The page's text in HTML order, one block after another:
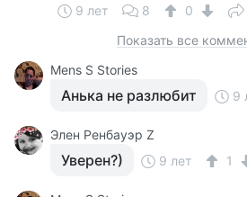
9 лет 8
0
Показать все
Mens S Stories
Анька не разлюбит 9
Элен Ренбауэр Z
Уверен?) 9 лет 1